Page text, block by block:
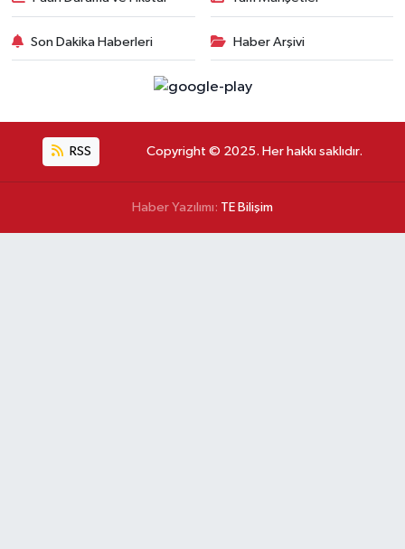
Son Dakika Haberleri Haber Arşivi
RSS Copyright © 2025. Her hakkı saklıdır.
Haber Yazılımı: TE Bilişim